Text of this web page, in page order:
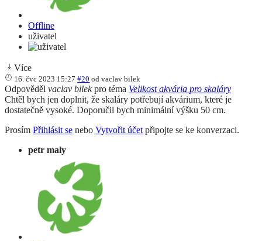
Offline
uživatel
Více
16. čvc 2023 15:27 #20 odvaclav bilek
Odpověděl vaclav bilekpro téma Velikost akvária pro skaláry
Chtěl bych jen doplnit, že skaláry potřebují akvárium, které je
dostatečně vysoké. Doporučil bych minimální výšku 50 cm.
Prosím Přihlásit se nebo Vytvořit účet připojte se ke konverzaci.
petr maly